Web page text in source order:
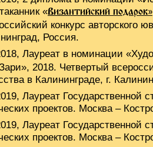
«Византийский
конкурс авторского
Россия.
Лауреат в номинации
2018. Четвертый
в Калининграде, г.
Лауреат
проектов. Москва –
Лауреат
проектов. Москва –